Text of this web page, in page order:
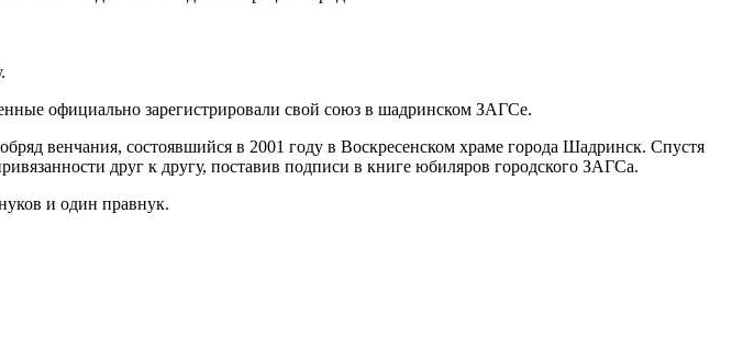
официально зарегистрировали свой союз в шадринском ЗАГСе.
венчания, состоявшийся в 2001 году в Воскресенском храме города Шадринск. Спустя
друг к другу, поставив подписи в книге юбиляров городского ЗАГСа.
и один правнук.